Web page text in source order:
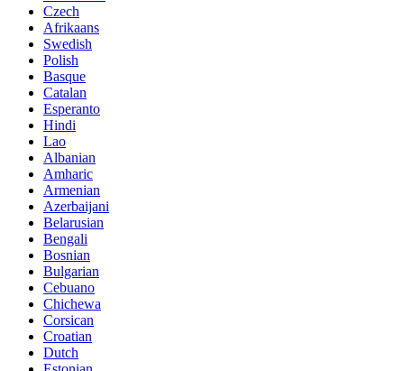
Czech
Afrikaans
Swedish
Polish
Basque
Catalan
Esperanto
Hindi
Lao
Albanian
Amharic
Armenian
Azerbaijani
Belarusian
Bengali
Bosnian
Bulgarian
Cebuano
Chichewa
Corsican
Croatian
Dutch